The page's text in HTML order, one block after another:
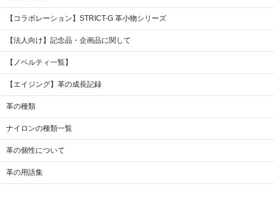
【コラボレーション】STRICT-G 革小物シリーズ
【法人向け】記念品・企画品に関して
【ノベルティ一覧】
【エイジング】革の成長記録
革の種類
ナイロンの種類一覧
革の個性について
革の用語集